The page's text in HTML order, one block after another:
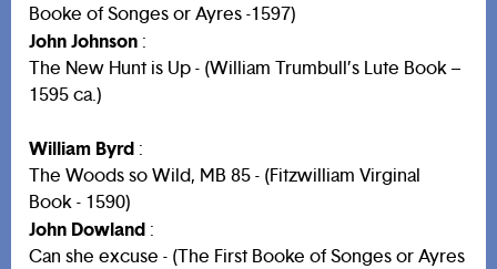
Booke of Songes or Ayres -1597)
John Johnson :
The New Hunt is Up - (William Trumbull’s Lute Book –
1595 ca.)
William Byrd :
The Woods so Wild, MB 85 - (Fitzwilliam Virginal
Book - 1590)
John Dowland :
Can she excuse - (The First Booke of Songes or Ayres